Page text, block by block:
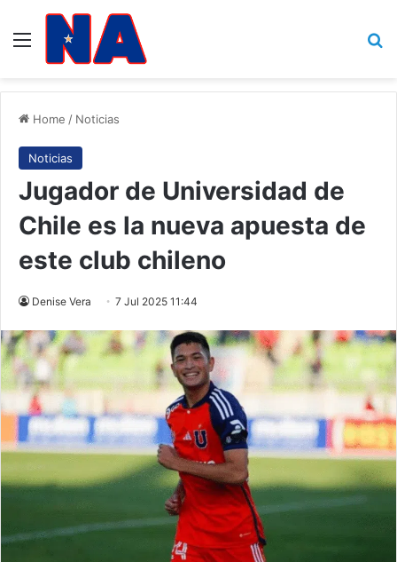
Menu
Home / Noticias
Noticias
Jugador de Universidad de
Chile es la nueva apuesta de
este club chileno
Denise Vera 7 Jul 2025 11:44